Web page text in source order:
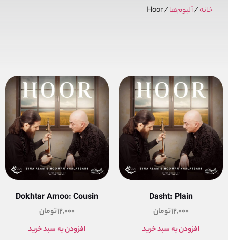
خانه/آلبوم‌ها/ Hoor
Dasht: Plain
12,000تومان
افزودن به سبد خرید
Dokhtar Amoo: Cousin
12,000تومان
افزودن به سبد خرید